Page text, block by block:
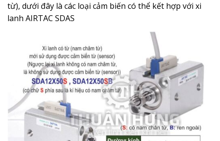
từ), dưới đây là các loại cảm biến có thể kết hợp với xi
lanh AIRTAC SDAS